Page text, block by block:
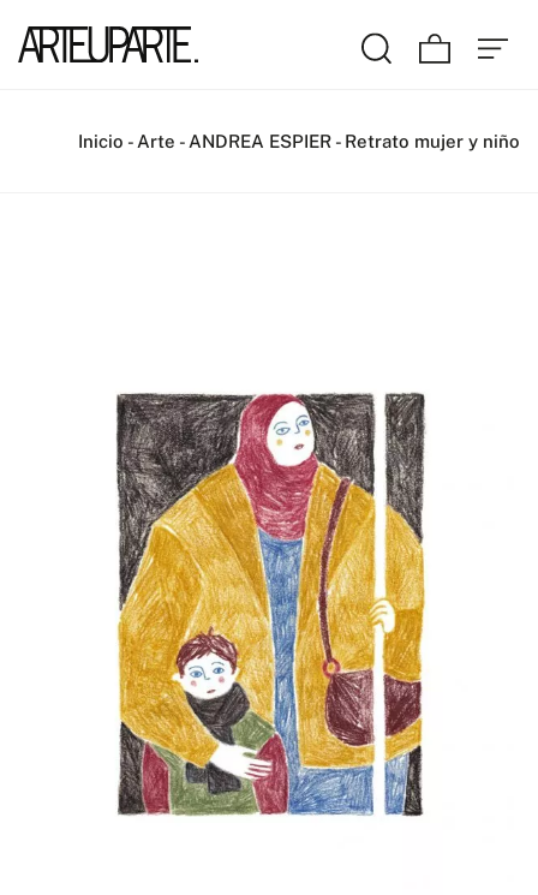
Inicio - Arte - ANDREA ESPIER - Retrato mujer y niño